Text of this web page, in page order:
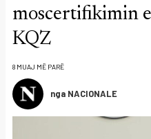
moscertifikimin
KQZ
8 MUAJ MË PARË
nga NACIONALE